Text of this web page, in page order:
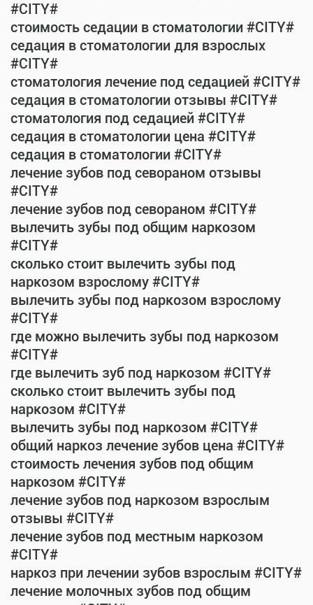
#CITY#
стоимость седации в стоматологии #CITY#
седация в стоматологии для взрослых
#CITY#
стоматология лечение под седацией #CITY#
седация в стоматологии отзывы #CITY#
стоматология под седацией #CITY#
седация в стоматологии цена #CITY#
седация в стоматологии #CITY#
лечение зубов под севораном отзывы
#CITY#
лечение зубов под севораном #CITY#
вылечить зубы под общим наркозом
#CITY#
сколько стоит вылечить зубы под
наркозом взрослому #CITY#
вылечить зубы под наркозом взрослому
#CITY#
где можно вылечить зубы под наркозом
#CITY#
где вылечить зуб под наркозом #CITY#
сколько стоит вылечить зубы под
наркозом #CITY#
вылечить зубы под наркозом #CITY#
общий наркоз лечение зубов цена #CITY#
стоимость лечения зубов под общим
наркозом #CITY#
лечение зубов под наркозом взрослым
отзывы #CITY#
лечение зубов под местным наркозом
#CITY#
наркоз при лечении зубов взрослым #CITY#
лечение молочных зубов под общим